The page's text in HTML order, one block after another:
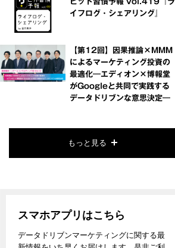
イフログ・シェアリング』
【第12回】因果推論×MMM
によるマーケティング投資の
最適化―エディオン×博報堂
がGoogleと共同で実践する
データドリブンな意思決定―
もっと見る
スマホアプリはこちら
データドリブンマーケティングに関する最